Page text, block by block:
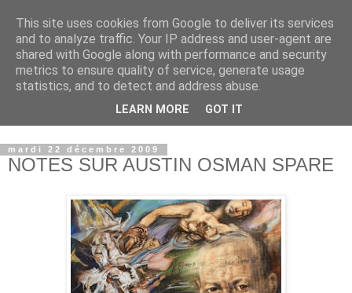
© copyright Jean-Luc Colnot, 2007-2026.
mardi 22 décembre 2009
NOTES SUR AUSTIN OSMAN SPARE
This site uses cookies from Google to deliver its services
and to analyze traffic. Your IP address and user-agent are
shared with Google along with performance and security
metrics to ensure quality of service, generate usage
statistics, and to detect and address abuse.
LEARN MORE GOT IT